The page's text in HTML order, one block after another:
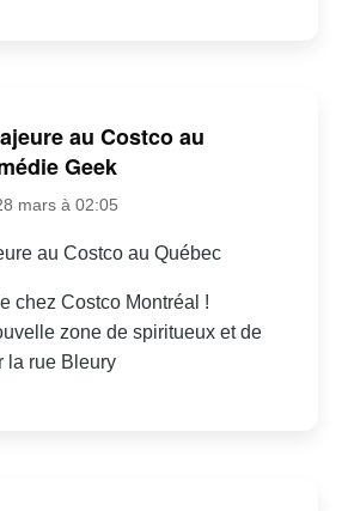
au Costco au
Geek
mars à 02:05
au Costco au Québec
chez Costco Montréal !
zone de spiritueux et de
la rue Bleury